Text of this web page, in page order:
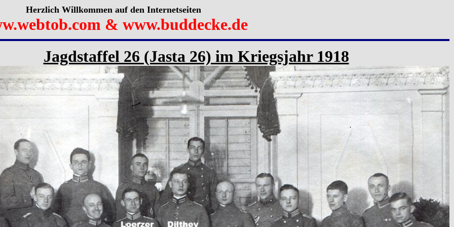
Herzlich Willkommen auf den Internetseiten
& www.buddecke.de
Jagdstaffel 26 (Jasta 26) im Kriegsjahr 1918